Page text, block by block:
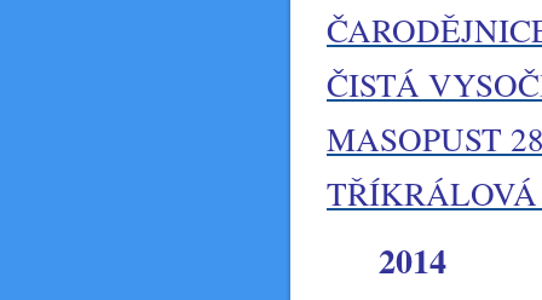
ČISTÁ
MASOPUST
TŘÍKRÁLOVÁ
2014